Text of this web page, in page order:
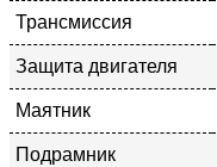
Трансмиссия
Защита двигателя
Маятник
Подрамник